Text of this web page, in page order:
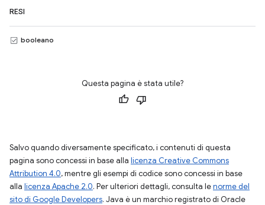
RESI
booleano
Questa pagina è stata utile?
Salvo quando diversamente specificato, i contenuti di questa
pagina sono concessi in base alla licenza Creative Commons
Attribution 4.0, mentre gli esempi di codice sono concessi in base
alla licenza Apache 2.0. Per ulteriori dettagli, consulta lenorme del
sito di Google Developers. Java è un marchio registrato di Oracle